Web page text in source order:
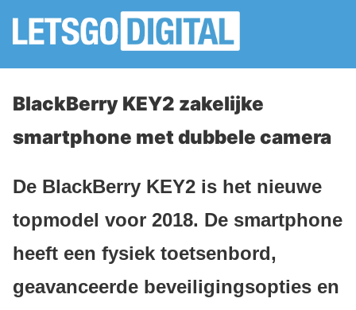
BlackBerry KEY2 zakelijke
smartphone met dubbele camera
De BlackBerry KEY2 is het nieuwe
topmodel voor 2018. De smartphone
heeft een fysiek toetsenbord,
geavanceerde beveiligingsopties en